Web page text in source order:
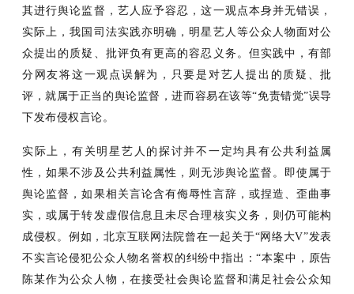
其进行舆论监督，艺人应予容忍，这一观点本身并无错误，
实际上，我国司法实践亦明确，明星艺人等公众人物面对公
众提出的质疑、批评负有更高的容忍义务。但实践中，有部
分网友将这一观点误解为，只要是对艺人提出的质疑、批
评，就属于正当的舆论监督，进而容易在该等“免责错觉”误导
下发布侵权言论。
实际上，有关明星艺人的探讨并不一定均具有公共利益属
性，如果不涉及公共利益属性，则无涉舆论监督。即使属于
舆论监督，如果相关言论含有侮辱性言辞，或捏造、歪曲事
实，或属于转发虚假信息且未尽合理核实义务，则仍可能构
成侵权。例如，北京互联网法院曾在一起关于“网络大V”发表
不实言论侵犯公众人物名誉权的纠纷中指出：“本案中，原告
陈某作为公众人物，在接受社会舆论监督和满足社会公众知